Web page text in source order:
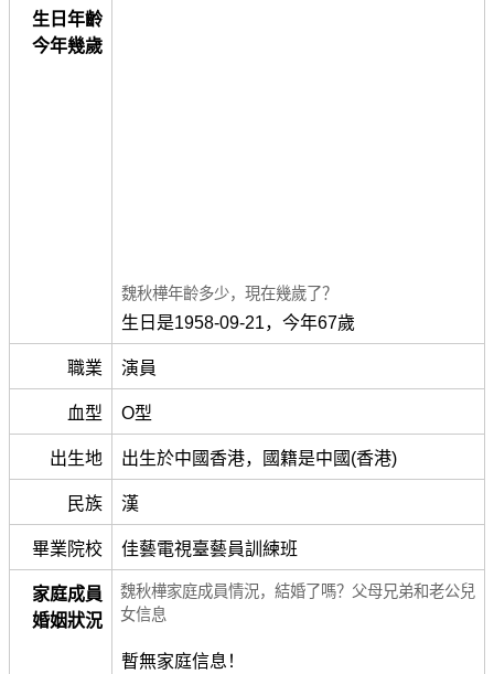
生日年齡
今年幾歲
魏秋樺年齡多少，現在幾歲了？
生日是1958-09-21，今年67歲
職業 演員
血型 O型
出生地 出生於中國香港，國籍是中國(香港)
民族 漢
畢業院校 佳藝電視臺藝員訓練班
家庭成員
婚姻狀況
魏秋樺家庭成員情況，結婚了嗎？父母兄弟和老公兒
女信息
暫無家庭信息！